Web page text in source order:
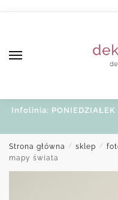
Infolinia:
Strona główna / sklep /
mapy świata